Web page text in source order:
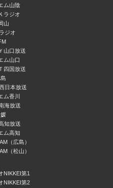
きここだけの旅～ここ旅～
ム山陰
ラジオ
山
ジオ
山口放送
ム山口
四国放送
日本放送
ム香川
海放送
知放送
ム高知
（広島）
（松山）
NIKKEI第1
NIKKEI第2